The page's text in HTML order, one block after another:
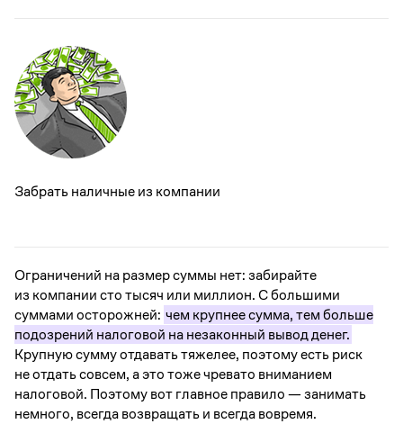
Забрать наличные из компании
Ограничений на размер суммы нет: забирайте
из компании сто тысяч или миллион. С большими
суммами осторожней: чем крупнее сумма, тем больше
подозрений налоговой на незаконный вывод денег.
Крупную сумму отдавать тяжелее, поэтому есть риск
не отдать совсем, а это тоже чревато вниманием
налоговой. Поэтому вот главное правило — занимать
немного, всегда возвращать и всегда вовремя.